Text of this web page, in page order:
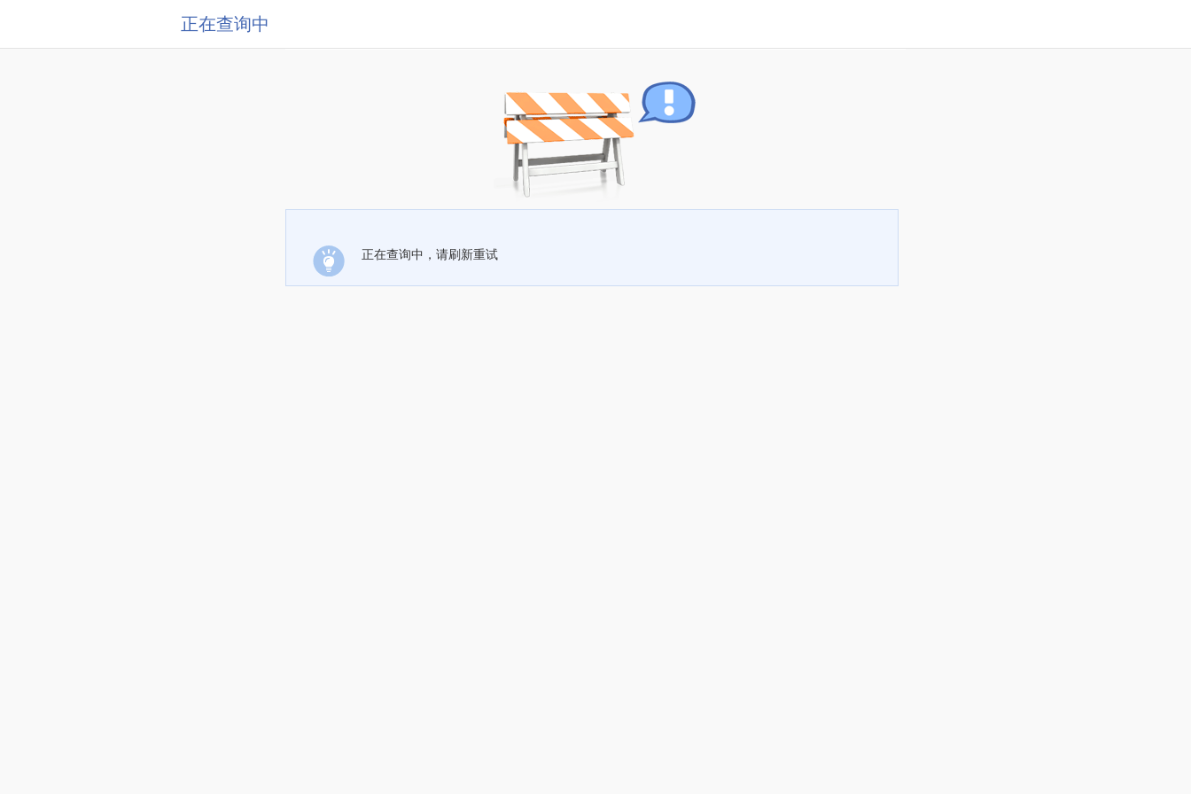
正在查询中
正在查询中，请刷新重试